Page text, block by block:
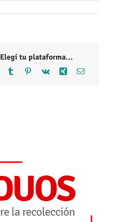
tu plataforma...
WhatsApp
Tumblr Pinterest
Vk Xing Correo